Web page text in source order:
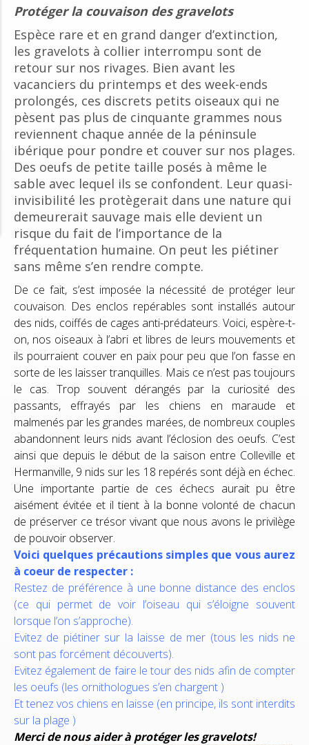
Protéger la couvaison des gravelots
Espèce rare et en grand danger d’extinction,
les gravelots à collier interrompu sont de
retour sur nos rivages. Bien avant les
vacanciers du printemps et des week-ends
prolongés, ces discrets petits oiseaux qui ne
pèsent pas plus de cinquante grammes nous
reviennent chaque année de la péninsule
ibérique pour pondre et couver sur nos plages.
Des oeufs de petite taille posés à même le
sable avec lequel ils se confondent. Leur quasi-
invisibilité les protègerait dans une nature qui
demeurerait sauvage mais elle devient un
risque du fait de l’importance de la
fréquentation humaine. On peut les piétiner
sans même s’en rendre compte.
De ce fait, s’est imposée la nécessité de protéger leur
couvaison. Des enclos repérables sont installés autour
des nids, coiffés de cages anti-prédateurs. Voici, espère-t-
on, nos oiseaux à l’abri et libres de leurs mouvements et
ils pourraient couver en paix pour peu que l’on fasse en
sorte de les laisser tranquilles. Mais ce n’est pas toujours
le cas. Trop souvent dérangés par la curiosité des
passants, effrayés par les chiens en maraude et
malmenés par les grandes marées, de nombreux couples
abandonnent leurs nids avant l’éclosion des oeufs. C’est
ainsi que depuis le début de la saison entre Colleville et
Hermanville, 9 nids sur les 18 repérés sont déjà en échec.
Une importante partie de ces échecs aurait pu être
aisément évitée et il tient à la bonne volonté de chacun
de préserver ce trésor vivant que nous avons le privilège
de pouvoir observer.
Voici quelques précautions simples que vous aurez
à coeur de respecter :
Restez de préférence à une bonne distance des enclos
(ce qui permet de voir l’oiseau qui s’éloigne souvent
lorsque l’on s’approche).
Evitez de piétiner sur la laisse de mer (tous les nids ne
sont pas forcément découverts).
Evitez également de faire le tour des nids afin de compter
les oeufs (les ornithologues s’en chargent )
Et tenez vos chiens en laisse (en principe, ils sont interdits
sur la plage )
Merci de nous aider à protéger les gravelots!